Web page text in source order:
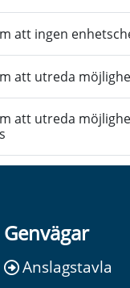
att ingen
att utreda
att utreda
Genvägar
Anslagstavla